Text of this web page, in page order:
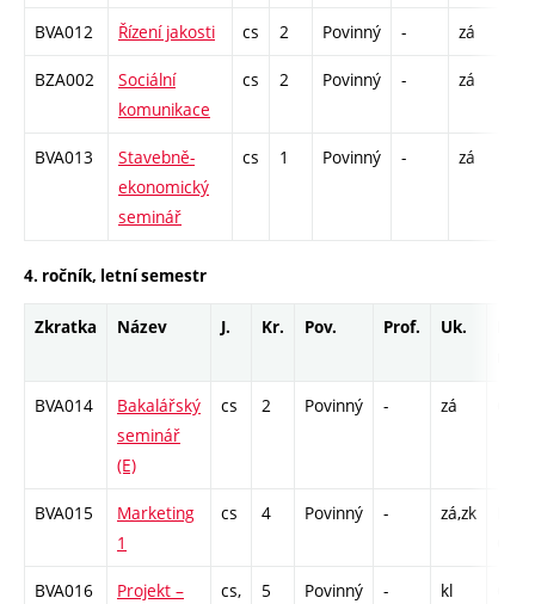
BVA012 Řízení jakosti cs 2 Povinný - zá
BZA002
Sociální
komunikace
cs 2 Povinný - zá
BVA013
Stavebně-
ekonomický
seminář
cs 1 Povinný - zá
4. ročník, letní semestr
Zkratka Název J. Kr. Pov. Prof. Uk.
BVA014
Bakalářský
seminář
(E)
cs 2 Povinný - zá
BVA015
Marketing
1
cs 4 Povinný - zá,zk
BVA016
Projekt –
cs,
5 Povinný - kl